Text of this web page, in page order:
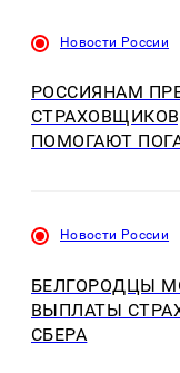
Новости России
РОССИЯНАМ
ПОМОГАЮТ
Новости России
БЕЛГОРОДЦЫ
ВЫПЛАТЫ
СБЕРА